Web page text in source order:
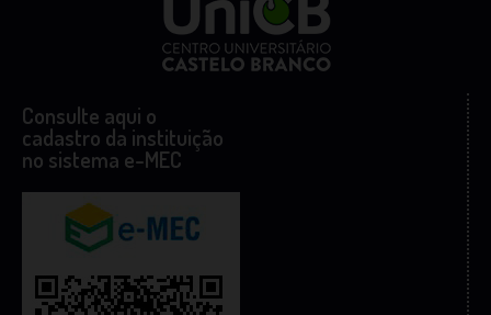
Consulte aqui o
cadastro da instituição
no sistema e-MEC